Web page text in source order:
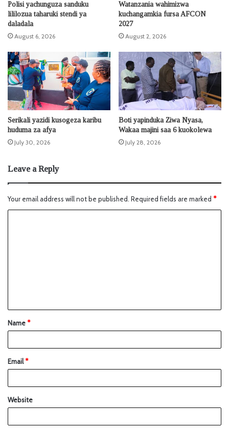
Polisi yachunguza sanduku
lililozua taharuki stendi ya
daladala
August 6, 2026
Watanzania wahimizwa
kuchangamkia fursa AFCON
2027
August 2, 2026
Serikali yazidi kusogeza karibu
huduma za afya
July 30, 2026
Boti yapinduka Ziwa Nyasa,
Wakaa majini saa 6 kuokolewa
July 28, 2026
Leave a Reply
Your email address will not be published. Required fields are marked *
Name*
Email*
Website